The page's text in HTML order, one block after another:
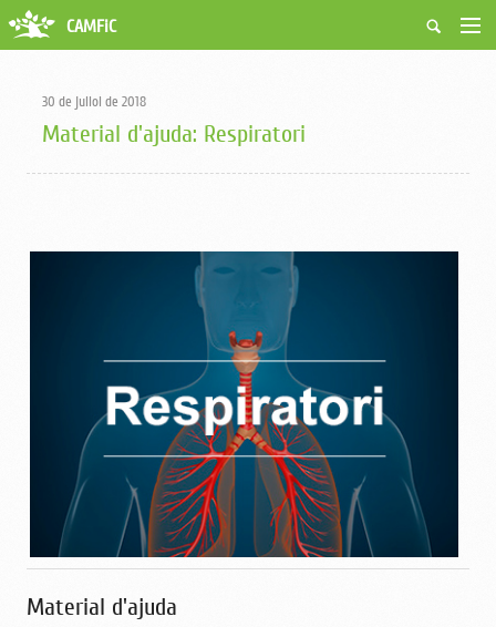
Qui som
Activitats
Borsa de treball
Grups i Vocalies
CAMFiC
30 de juliol de 2018
Material d'ajuda: Respiratori
Material d'ajuda